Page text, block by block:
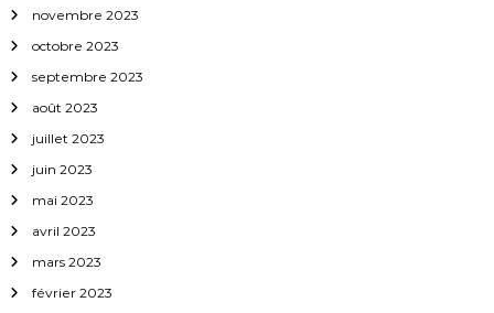
t
i
c
l
e
novembre 2023
octobre 2023
septembre 2023
août 2023
juillet 2023
juin 2023
mai 2023
avril 2023
mars 2023
février 2023